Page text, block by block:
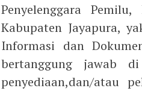
Penyelenggara
Kabupaten Jayapura,
Informasi dan
bertanggung jawab di
penyediaan,dan/atau